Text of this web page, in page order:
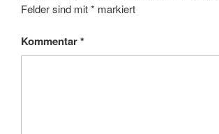
Felder sind mit* markiert
Kommentar*